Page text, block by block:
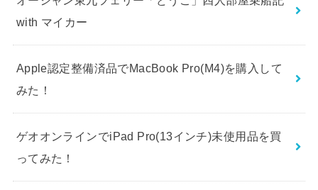
with マイカー
Apple認定整備済品でMacBook Pro(M4)を購入して
みた！
ゲオオンラインでiPad Pro(13インチ)未使用品を買
ってみた！